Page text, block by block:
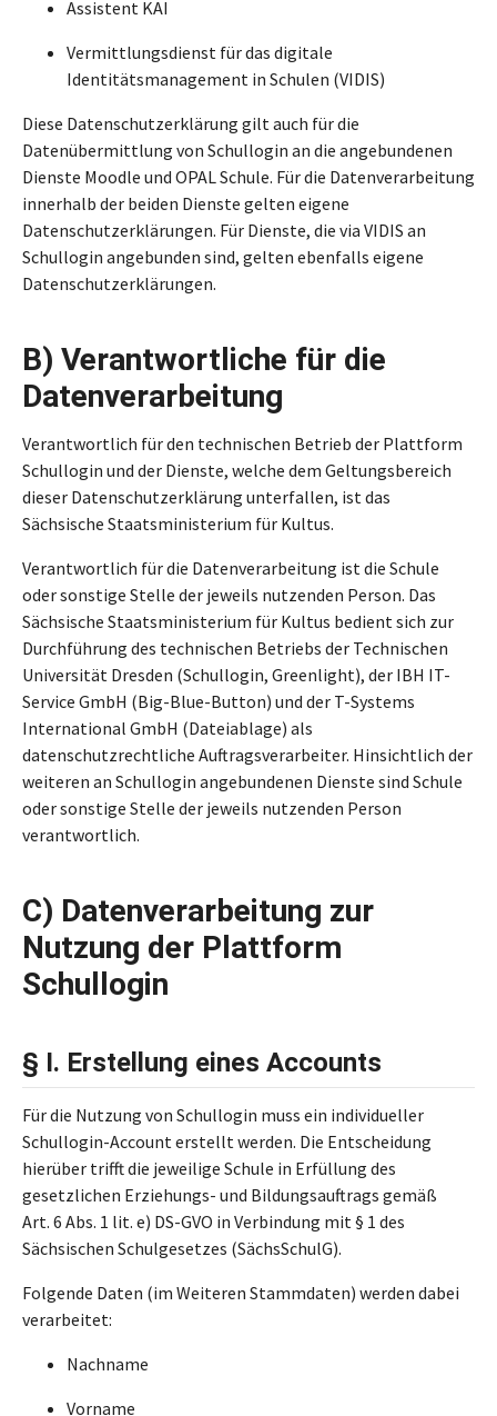
Assistent KAI
Vermittlungsdienst für das digitale
Identitätsmanagement in Schulen (VIDIS)
Diese Datenschutzerklärung gilt auch für die
Datenübermittlung von Schullogin an die angebundenen
Dienste Moodle und OPAL Schule. Für die Datenverarbeitung
innerhalb der beiden Dienste gelten eigene
Datenschutzerklärungen. Für Dienste, die via VIDIS an
Schullogin angebunden sind, gelten ebenfalls eigene
Datenschutzerklärungen.
B) Verantwortliche für die
Datenverarbeitung
Verantwortlich für den technischen Betrieb der Plattform
Schullogin und der Dienste, welche dem Geltungsbereich
dieser Datenschutzerklärung unterfallen, ist das
Sächsische Staatsministerium für Kultus.
Verantwortlich für die Datenverarbeitung ist die Schule
oder sonstige Stelle der jeweils nutzenden Person. Das
Sächsische Staatsministerium für Kultus bedient sich zur
Durchführung des technischen Betriebs der Technischen
Universität Dresden (Schullogin, Greenlight), der IBH IT-
Service GmbH (Big-Blue-Button) und der T-Systems
International GmbH (Dateiablage) als
datenschutzrechtliche Auftragsverarbeiter. Hinsichtlich der
weiteren an Schullogin angebundenen Dienste sind Schule
oder sonstige Stelle der jeweils nutzenden Person
verantwortlich.
C) Datenverarbeitung zur
Nutzung der Plattform
Schullogin
§ I. Erstellung eines Accounts
Für die Nutzung von Schullogin muss ein individueller
Schullogin-Account erstellt werden. Die Entscheidung
hierüber trifft die jeweilige Schule in Erfüllung des
gesetzlichen Erziehungs- und Bildungsauftrags gemäß
Art. 6 Abs. 1 lit. e) DS-GVO in Verbindung mit § 1 des
Sächsischen Schulgesetzes (SächsSchulG).
Folgende Daten (im Weiteren Stammdaten) werden dabei
verarbeitet:
Nachname
Vorname